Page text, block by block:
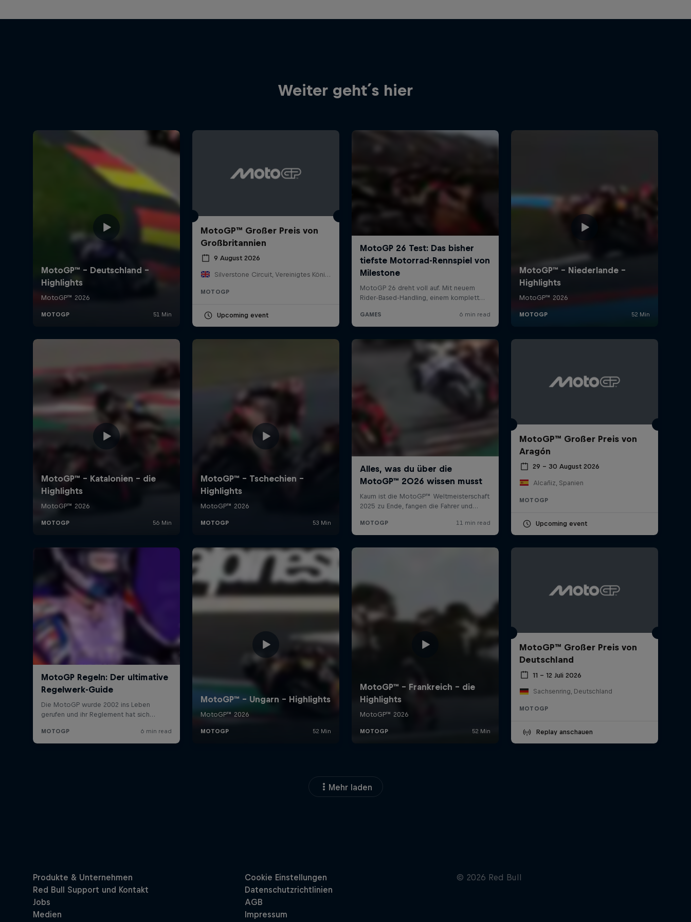
Weiter geht´s hier
MotoGP™ Großer Preis von
Großbritannien
9 August 2026
Silverstone Circuit, Vereinigtes Königreich
MOTOGP
Upcoming event
MotoGP™ Großer Preis von
Aragón
29 – 30 August 2026
Alcañiz, Spanien
MOTOGP
Upcoming event
MotoGP™ Großer Preis von
Deutschland
11 – 12 Juli 2026
Sachsenring, Deutschland
MOTOGP
Replay anschauen
Mehr laden